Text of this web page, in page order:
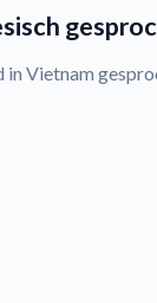
Vietnam